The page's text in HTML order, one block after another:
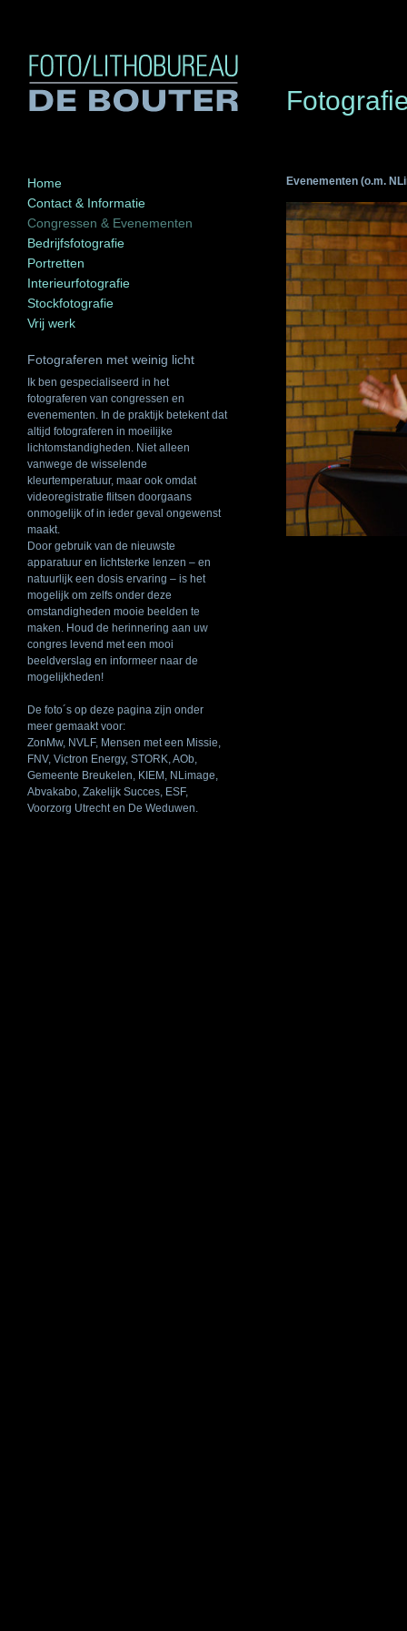
Home
Contact & Informatie
Congressen & Evenementen
Bedrijfsfotografie
Portretten
Interieurfotografie
Stockfotografie
Vrij werk
Fotograferen met weinig licht
Ik ben gespecialiseerd in het
fotograferen van congressen en
evenementen. In de praktijk betekent dat
altijd fotograferen in moeilijke
lichtomstandigheden. Niet alleen
vanwege de wisselende
kleurtemperatuur, maar ook omdat
videoregistratie flitsen doorgaans
onmogelijk of in ieder geval ongewenst
maakt.
Door gebruik van de nieuwste
apparatuur en lichtsterke lenzen – en
natuurlijk een dosis ervaring – is het
mogelijk om zelfs onder deze
omstandigheden mooie beelden te
maken. Houd de herinnering aan uw
congres levend met een mooi
beeldverslag en informeer naar de
mogelijkheden!
De foto´s op deze pagina zijn onder
meer gemaakt voor:
ZonMw, NVLF, Mensen met een Missie,
FNV, Victron Energy, STORK, AOb,
Gemeente Breukelen, KIEM , NLimage,
Abvakabo, Zakelijk Succes, ESF,
Voorzorg Utrecht en De Weduwen.
Evenementen (o.m.